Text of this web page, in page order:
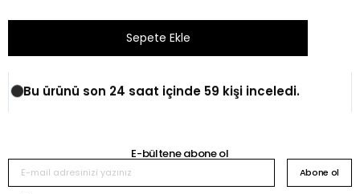
E-bültene abone ol
Abone ol